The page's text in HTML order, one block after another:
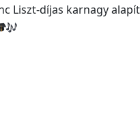
Liszt-díjas karnagy